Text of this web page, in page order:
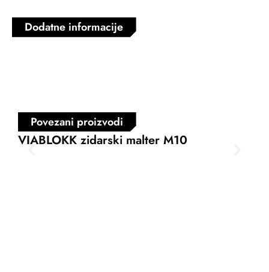
Dodatne informacije
Povezani proizvodi
VIABLOKK zidarski malter M10